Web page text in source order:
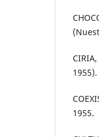
1955.